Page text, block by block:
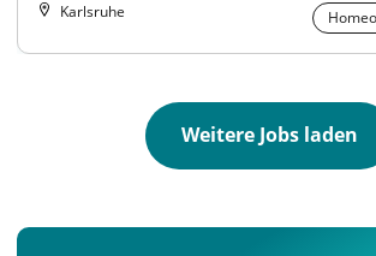
Karlsruhe
Weitere Jobs laden